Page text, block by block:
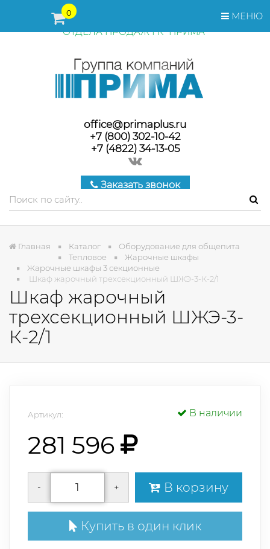
МЕНЮ
0
ПЕРЕД ОФОРМЛЕНИЕМ ЗАКАЗА, СТОИМОСТЬ И СРОКИ
ПОСТАВКИ ТОВАРА УТОЧНЯЙТЕ У МЕНЕДЖЕРОВ
ОТДЕЛА ПРОДАЖ ГК "ПРИМА"
office@primaplus.ru
+7 (800) 302-10-42
+7 (4822) 34-13-05
Заказать звонок
Главная Каталог
Оборудование для общепита
Тепловое
Жарочные шкафы
Жарочные шкафы 3 секционные
Шкаф жарочный трехсекционный ШЖЭ-3-К-2/1
Шкаф жарочный
трехсекционный ШЖЭ-3-
К-2/1
Артикул: В наличии
281 596
- + В корзину
Купить в один клик